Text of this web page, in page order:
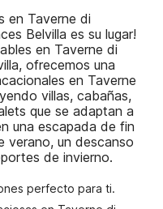
en Taverne di
Belvilla es su lugar!
en Taverne di
ofrecemos una
en Taverne
villas, cabañas,
que se adaptan a
una escapada de fin
verano, un descanso
de invierno.
perfecto para ti.